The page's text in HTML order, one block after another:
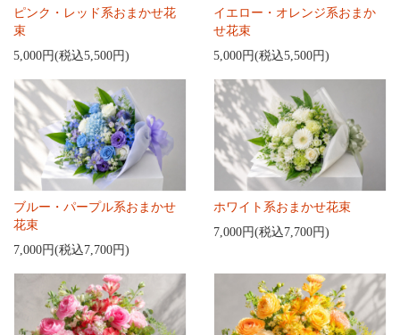
ピンク・レッド系おまかせ花
束
5,000円(税込5,500円)
イエロー・オレンジ系おまか
せ花束
5,000円(税込5,500円)
ブルー・パープル系おまかせ
花束
7,000円(税込7,700円)
ホワイト系おまかせ花束
7,000円(税込7,700円)